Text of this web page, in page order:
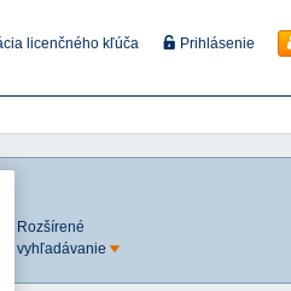
licenčného kľúča Prihlásenie
Rozšírené
vyhľadávanie